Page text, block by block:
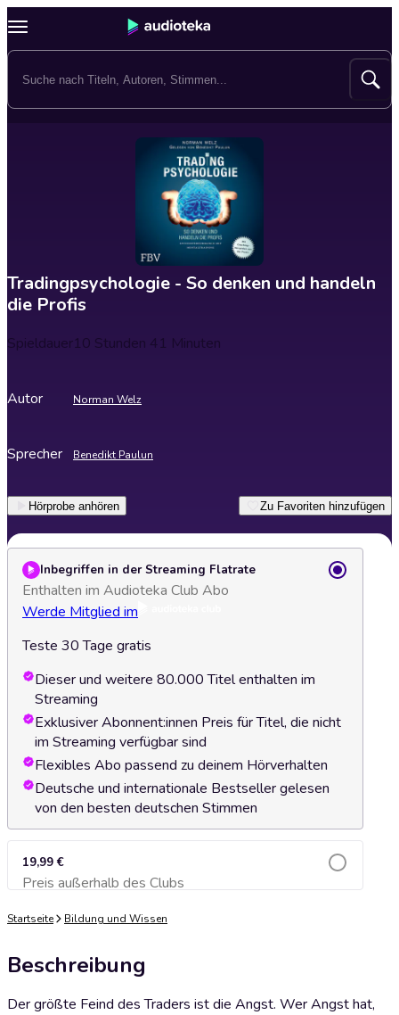
Tradingpsychologie - So denken und handeln
die Profis
Spieldauer10 Stunden 41 Minuten
Autor Norman Welz
Sprecher Benedikt Paulun
Hörprobe anhören Zu Favoriten hinzufügen
Inbegriffen in der Streaming Flatrate
Enthalten im Audioteka Club Abo
Werde Mitglied im
Teste 30 Tage gratis
Dieser und weitere 80.000 Titel enthalten im
Streaming
Exklusiver Abonnent:innen Preis für Titel, die nicht
im Streaming verfügbar sind
Flexibles Abo passend zu deinem Hörverhalten
Deutsche und internationale Bestseller gelesen
von den besten deutschen Stimmen
19,99 €
Preis außerhalb des ClubsZum Warenkorb hinzufügen
Startseite Bildung und Wissen
Beschreibung
Der größte Feind des Traders ist die Angst. Wer Angst hat,